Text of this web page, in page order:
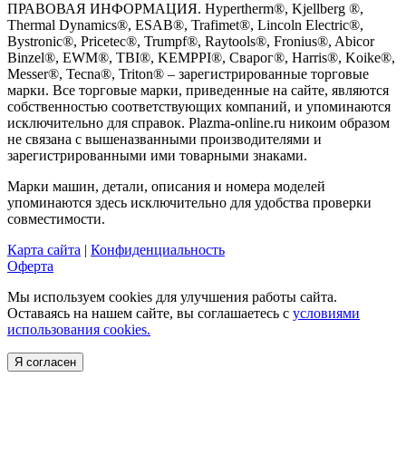
ПРАВОВАЯ ИНФОРМАЦИЯ. Hypertherm®, Kjellberg ®,
Thermal Dynamics®, ESAB®, Trafimet®, Lincoln Electric®,
Bystronic®, Pricetec®, Trumpf®, Raytools®, Fronius®, Abicor
Binzel®, EWM®, TBI®, KEMPPI®, Сварог®, Harris®, Koike®,
Messer®, Tecna®, Triton® – зарегистрированные торговые
марки. Все торговые марки, приведенные на сайте, являются
собственностью соответствующих компаний, и упоминаются
исключительно для справок. Plazma-online.ru никоим образом
не связана с вышеназванными производителями и
зарегистрированными ими товарными знаками.
Марки машин, детали, описания и номера моделей
упоминаются здесь исключительно для удобства проверки
совместимости.
Карта сайта | Конфиденциальность
Оферта
Мы используем cookies для улучшения работы сайта.
Оставаясь на нашем сайте, вы соглашаетесь с условиями
использования cookies.
Я согласен